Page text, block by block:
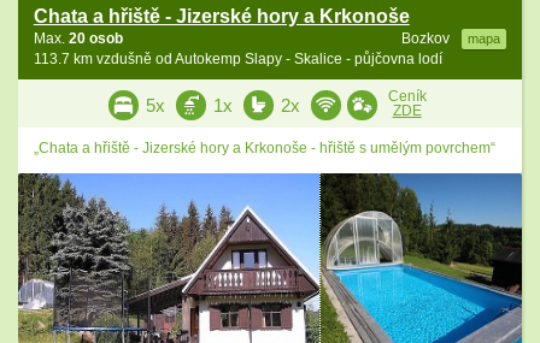
Chata a hřiště - Jizerské hory a Krkonoše
Bozkov mapa
Max. 20 osob
113.7 km vzdušně od Autokemp Slapy - Skalice - půjčovna lodí
5x 1x 2x
Ceník
ZDE
„Chata a hřiště - Jizerské hory a Krkonoše - hřiště s umělým povrchem“